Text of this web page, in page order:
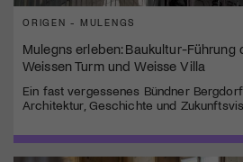
ORIGEN - MULENGS
Mulegns erleben: Baukultur-Führung
Weissen Turm und Weisse Villa
Ein fast vergessenes Bündner
Architektur, Geschichte und